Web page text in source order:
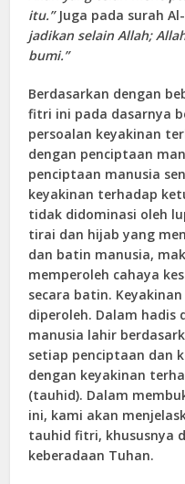
itu.” Juga pada surah
jadikan selain Allah;
bumi.”
Berdasarkan dengan
fitri ini pada dasarnya
persoalan keyakinan
dengan penciptaan
penciptaan manusia
keyakinan terhadap
tidak didominasi oleh
tirai dan hijab yang
dan batin manusia,
memperoleh cahaya
secara batin.
diperoleh. Dalam hadis
manusia lahir
setiap penciptaan dan
dengan keyakinan
(tauhid). Dalam
ini, kami akan
tauhid fitri, khususnya
keberadaan Tuhan.